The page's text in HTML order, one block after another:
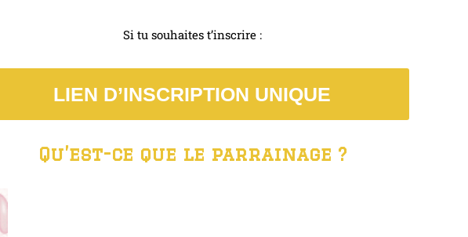
Si tu souhaites t’inscrire :
LIEN D’INSCRIPTION UNIQUE
Qu’est-ce que le parrainage ?